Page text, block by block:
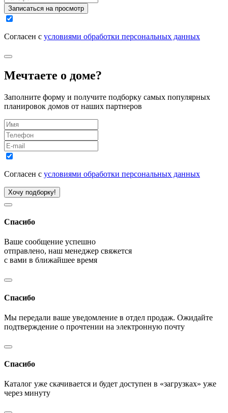
Записаться на просмотр
Согласен с условиями обработки персональных данных
Мечтаете о доме?
Заполните форму и получите подборку самых популярных
планировок домов от наших партнеров
Согласен с условиями обработки персональных данных
Хочу подборку!
Спасибо
Ваше сообщение успешно
отправлено, наш менеджер свяжется
с вами в ближайшее время
Спасибо
Мы передали ваше уведомление в отдел продаж. Ожидайте
подтверждение о прочтении на электронную почту
Спасибо
Каталог уже скачивается и будет доступен в «загрузках» уже
через минуту